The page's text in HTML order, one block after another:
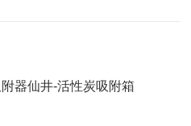
器仙井-活性炭吸附箱